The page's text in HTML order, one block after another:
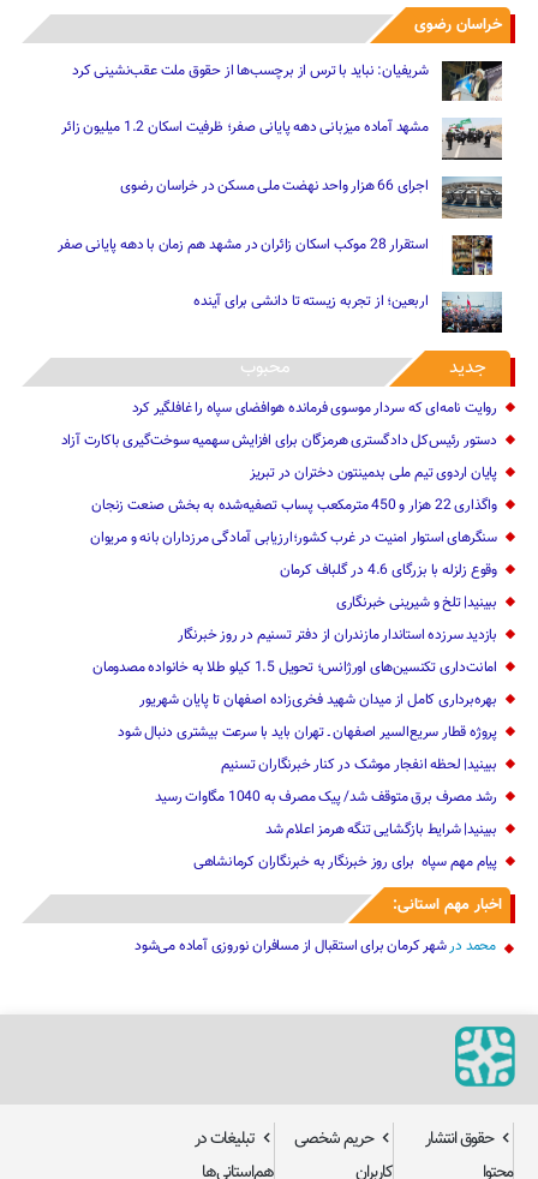
خراسان رضوی
شریفیان: نباید با ترس از برچسب‌ها از حقوق ملت عقب‌نشینی کرد
مشهد آماده میزبانی دهه پایانی صفر؛ ظرفیت اسکان 1.2 میلیون زائر
اجرای 66 هزار واحد نهضت ملی مسکن در خراسان رضوی
استقرار 28 موکب اسکان زائران در مشهد هم زمان با دهه پایانی صفر
اربعین؛ از تجربه زیسته تا دانشی برای آینده
جدید محبوب
روایت نامه‌ای که سردار موسوی فرمانده هوافضای سپاه را غافلگیر کرد
دستور رئیس‌کل دادگستری هرمزگان برای افزایش سهمیه سوخت‌گیری باکارت آزاد
پایان اردوی تیم ملی بدمینتون دختران در تبریز
واگذاری 22 هزار و 450 مترمکعب ‌پساب تصفیه‌شده به بخش صنعت زنجان
سنگرهای استوار امنیت در غرب کشور؛ارزیابی آمادگی مرزداران بانه و مریوان
وقوع زلزله با بزرگای 4.6 در گلباف کرمان
ببینید| تلخ و شیرینی خبرنگاری
بازدید سرزده ‌استاندار مازندران از دفتر تسنیم ‌در روز خبرنگار
امانت‌داری تکنسین‌های اورژانس؛ تحویل 1.5 کیلو طلا به خانواده مصدومان
بهره‌برداری کامل از میدان شهید فخری‌زاده اصفهان تا پایان شهریور
پروژه قطار سریع‌السیر اصفهان ـ تهران باید با سرعت بیشتری دنبال شود
ببینید| لحظه انفجار موشک‌ در کنار خبرنگاران تسنیم
رشد مصرف برق متوقف شد/ پیک مصرف به 1040 مگاوات رسید
ببینید| شرایط بازگشایی تنگه هرمز اعلام شد
پیام مهم ‌سپاه ‌ برای روز خبرنگار ‌به خبرنگاران کرمانشاهی
اخبار مهم استانی:
محمد درشهر کرمان برای استقبال از مسافران نوروزی آماده می‌شود
حقوق انتشار
محتوا
حریم شخصی
کاربران
تبلیغات در
هم‌استانی‌ها